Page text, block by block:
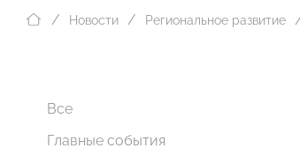
Новости Региональное развитие
Все
Главные события